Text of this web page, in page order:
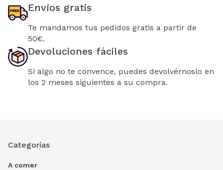
Envíos gratis
Te mandamos tus pedidos gratis a partir de
50€.
Devoluciones fáciles
Si algo no te convence, puedes devolvérnoslo en
los 2 meses siguientes a su compra.
Categorías
A comer